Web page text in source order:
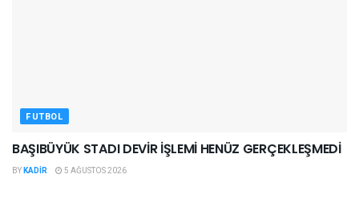
FUTBOL
BAŞIBÜYÜK STADI DEVİR İŞLEMİ HENÜZ GERÇEKLEŞMEDİ
BYKADIR 5 AĞUSTOS 2026